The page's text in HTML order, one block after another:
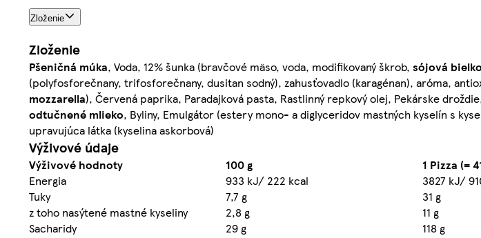
Zloženie
Zloženie
Pšeničná múka, Voda, 12% šunka (bravčové mäso, voda, modifikovaný škrob, sójová
(polyfosforečnany, trifosforečnany, dusitan sodný), zahusťovadlo (karagénan), aróma,
mozzarella), Červená paprika, Paradajková pasta, Rastlinný repkový olej, Pekárske
odtučnené mlieko, Byliny, Emulgátor (estery mono- a diglyceridov mastných kyselín s
upravujúca látka (kyselina askorbová)
Výživové údaje
Výživové hodnoty 100 g 1 Pizza (=
Energia
933 kJ/ 222 kcal 3827 kJ/
Tuky
7,7 g 31 g
z toho nasýtené mastné kyseliny
2,8 g 11 g
Sacharidy
29 g 118 g